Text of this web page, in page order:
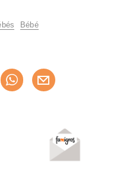
Bébé
maintenant